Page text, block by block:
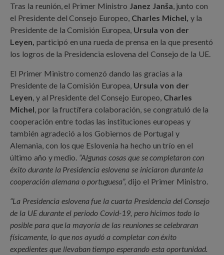
Tras la reunión, el Primer Ministro Janez Janša, junto con
el Presidente del Consejo Europeo, Charles Michel, y la
Presidente de la Comisión Europea, Ursula von der
Leyen, participó en una rueda de prensa en la que presentó
los logros de la Presidencia eslovena del Consejo de la UE.
El Primer Ministro comenzó dando las gracias a la
Presidente de la Comisión Europea, Ursula von der
Leyen, y al Presidente del Consejo Europeo, Charles
Michel, por la fructífera colaboración, se congratuló de la
cooperación entre todas las instituciones europeas y
también agradeció a los Gobiernos de Portugal y
Alemania, con los que Eslovenia ha hecho un trío en el
último año y medio. “Algunas cosas que se completaron con
éxito durante la Presidencia eslovena se iniciaron durante la
cooperación alemana o portuguesa”, dijo el Primer Ministro.
“La Presidencia eslovena fue la cuarta Presidencia del Consejo
de la UE durante el periodo Covid-19, pero hicimos todo lo
posible para que la mayoría de las reuniones se celebraran
físicamente, lo que nos ayudó a completar con éxito
expedientes que llevaban tiempo esperando esta oportunidad.